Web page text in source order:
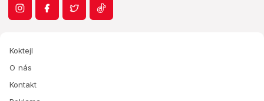
Koktejl
O nás
Kontakt